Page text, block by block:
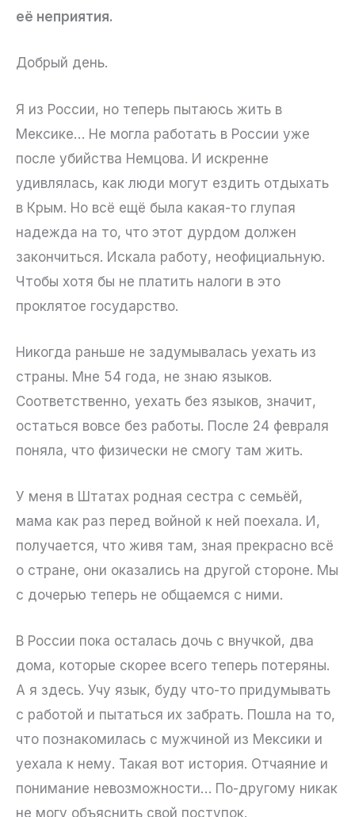
её неприятия.
Добрый день.
Я из России, но теперь пытаюсь жить в
Мексике… Не могла работать в России уже
после убийства Немцова. И искренне
удивлялась, как люди могут ездить отдыхать
в Крым. Но всё ещё была какая-то глупая
надежда на то, что этот дурдом должен
закончиться. Искала работу, неофициальную.
Чтобы хотя бы не платить налоги в это
проклятое государство.
Никогда раньше не задумывалась уехать из
страны. Мне 54 года, не знаю языков.
Соответственно, уехать без языков, значит,
остаться вовсе без работы. После 24 февраля
поняла, что физически не смогу там жить.
У меня в Штатах родная сестра с семьёй,
мама как раз перед войной к ней поехала. И,
получается, что живя там, зная прекрасно всё
о стране, они оказались на другой стороне. Мы
с дочерью теперь не общаемся с ними.
В России пока осталась дочь с внучкой, два
дома, которые скорее всего теперь потеряны.
А я здесь. Учу язык, буду что-то придумывать
с работой и пытаться их забрать. Пошла на то,
что познакомилась с мужчиной из Мексики и
уехала к нему. Такая вот история. Отчаяние и
понимание невозможности… По-другому никак
не могу объяснить свой поступок.